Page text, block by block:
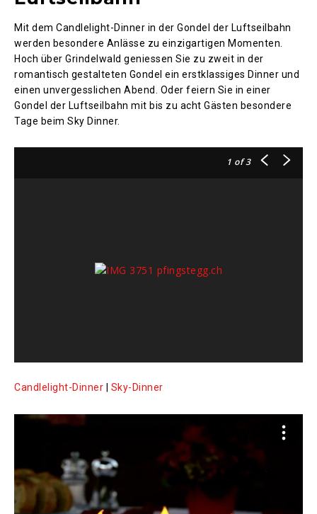
Mit dem Candlelight-Dinner in der Gondel der Luftseilbahn
werden besondere Anlässe zu einzigartigen Momenten.
Hoch über Grindelwald geniessen Sie zu zweit in der
romantisch gestalteten Gondel ein erstklassiges Dinner und
einen unvergesslichen Abend. Oder feiern Sie in einer
Gondel der Luftseilbahn mit bis zu acht Gästen besondere
Tage beim Sky Dinner.
1 of 3
Candlelight-Dinner Sky-Dinner